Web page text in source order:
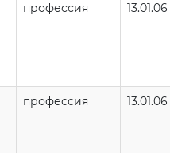
профессия 13.01.06
профессия 13.01.06